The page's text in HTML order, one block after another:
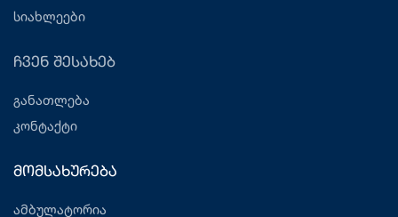
სიახლეები
ჩვენ შესახებ
განათლება
კონტაქტი
მომსახურება
ამბულატორია